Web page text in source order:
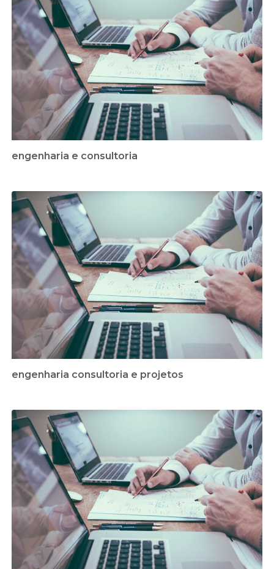
engenharia e consultoria
engenharia consultoria e projetos